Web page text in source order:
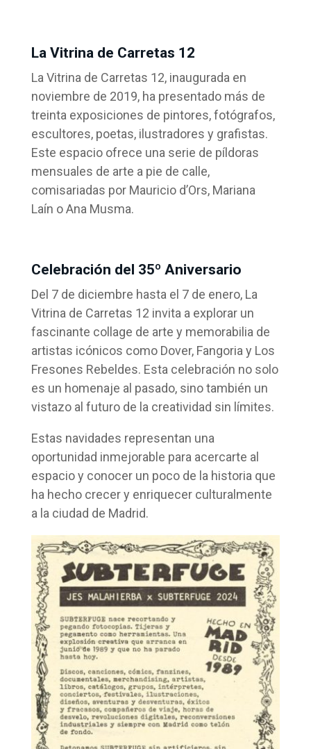
La Vitrina de Carretas 12
La Vitrina de Carretas 12, inaugurada en
noviembre de 2019, ha presentado más de
treinta exposiciones de pintores, fotógrafos,
escultores, poetas, ilustradores y grafistas.
Este espacio ofrece una serie de píldoras
mensuales de arte a pie de calle,
comisariadas por Mauricio d’Ors, Mariana
Laín o Ana Musma.
Celebración del 35º Aniversario
Del 7 de diciembre hasta el 7 de enero, La
Vitrina de Carretas 12 invita a explorar un
fascinante collage de arte y memorabilia de
artistas icónicos como Dover, Fangoria y Los
Fresones Rebeldes. Esta celebración no solo
es un homenaje al pasado, sino también un
vistazo al futuro de la creatividad sin límites.
Estas navidades representan una
oportunidad inmejorable para acercarte al
espacio y conocer un poco de la historia que
ha hecho crecer y enriquecer culturalmente
a la ciudad de Madrid.